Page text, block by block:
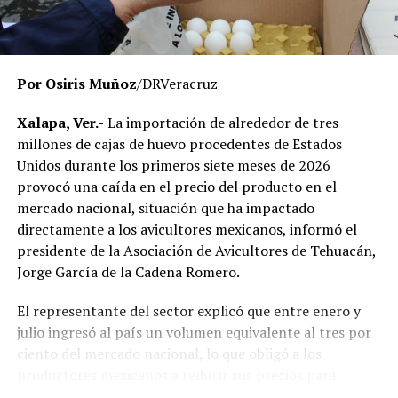
respetando el debido proceso, por lo que hasta el
momento no existe una determinación definitiva sobre
responsabilidades individuales.
señalaron que un grupo de profesores ha manifestado
su inconformidad con el proceso de revisión, al
considerar que las investigaciones podrían afectar
intereses al interior de la institución.
De acuerdo con esos testimonios, el grupo identificado
comoMovimiento Estatal UPAV, integrado
públicamente por Verónica Sánchez Ramos, Mauricio
Ivette Lara Barradas, Roberto Ibáñez y Carlos Enrique
Sierra, ha cuestionado las acciones emprendidas por las
autoridades universitarias y estatales.
Por Osiris Muñoz/DRVeracruz
Xalapa, Ver.- La importación de alrededor de tres
millones de cajas de huevo procedentes de Estados
Unidos durante los primeros siete meses de 2026
provocó una caída en el precio del producto en el
mercado nacional, situación que ha impactado
directamente a los avicultores mexicanos, informó el
presidente de la Asociación de Avicultores de Tehuacán,
Jorge García de la Cadena Romero.
El representante del sector explicó que entre enero y
julio ingresó al país un volumen equivalente al tres por
ciento del mercado nacional, lo que obligó a los